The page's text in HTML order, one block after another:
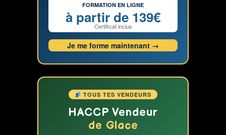
et
les
solutions
avec
glacier
FORMATION EN LIGNE
à partir de 139€
Certificat inclus
Je me forme maintenant →
TOUS TES VENDEURS
HACCP Vendeur
de Glace